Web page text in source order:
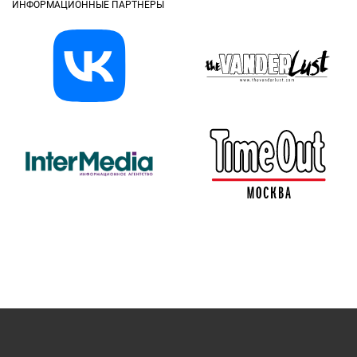
ИНФОРМАЦИОННЫЕ ПАРТНЁРЫ